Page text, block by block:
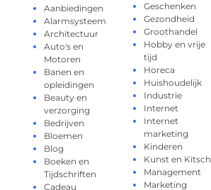
Aanbiedingen
Alarmsysteem
Architectuur
Auto's en
Motoren
Banen en
opleidingen
Beauty en
verzorging
Bedrijven
Bloemen
Blog
Boeken en
Tijdschriften
Cadeau
Geschenken
Gezondheid
Groothandel
Hobby en vrije
tijd
Horeca
Huishoudelijk
Industrie
Internet
Internet
marketing
Kinderen
Kunst en Kitsch
Management
Marketing